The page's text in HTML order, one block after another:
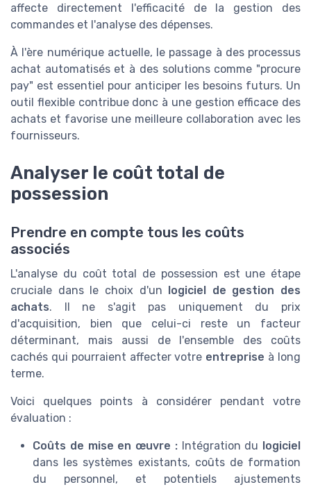
affecte directement l'efficacité de la gestion des
commandes et l'analyse des dépenses.
À l'ère numérique actuelle, le passage à des processus
achat automatisés et à des solutions comme "procure
pay" est essentiel pour anticiper les besoins futurs. Un
outil flexible contribue donc à une gestion efficace des
achats et favorise une meilleure collaboration avec les
fournisseurs.
Analyser le coût total de
possession
Prendre en compte tous les coûts
associés
L'analyse du coût total de possession est une étape
cruciale dans le choix d'un logiciel de gestion des
achats. Il ne s'agit pas uniquement du prix
d'acquisition, bien que celui-ci reste un facteur
déterminant, mais aussi de l'ensemble des coûts
cachés qui pourraient affecter votre entreprise à long
terme.
Voici quelques points à considérer pendant votre
évaluation :
Coûts de mise en œuvre :Intégration du logiciel
dans les systèmes existants, coûts de formation
du personnel, et potentiels ajustements